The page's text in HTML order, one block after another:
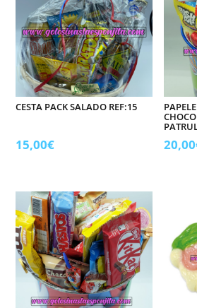
cantidad
CESTA PACK SALADO REF:15
15,00€ 20,00